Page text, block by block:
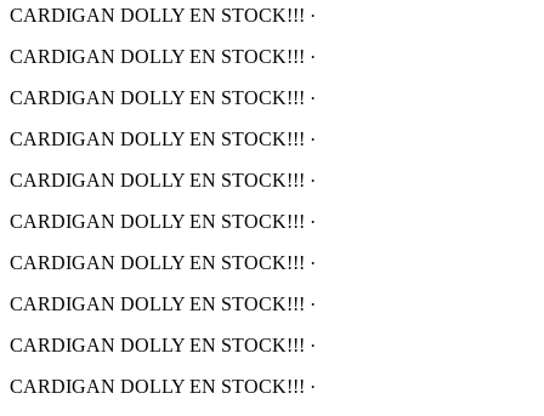
CARDIGAN DOLLY EN STOCK!!! ·
CARDIGAN DOLLY EN STOCK!!! ·
CARDIGAN DOLLY EN STOCK!!! ·
CARDIGAN DOLLY EN STOCK!!! ·
CARDIGAN DOLLY EN STOCK!!! ·
CARDIGAN DOLLY EN STOCK!!! ·
CARDIGAN DOLLY EN STOCK!!! ·
CARDIGAN DOLLY EN STOCK!!! ·
CARDIGAN DOLLY EN STOCK!!! ·
CARDIGAN DOLLY EN STOCK!!! ·